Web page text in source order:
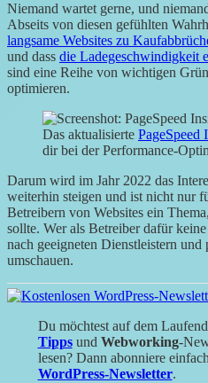
Niemand wartet gerne, und
Abseits von diesen gefühlten
langsame Websites zu
und dass die Ladegeschwindigkeit
sind eine Reihe von wichtigen
optimieren.
Das aktualisierte PageSpeed
dir bei der Performance-
Darum wird im Jahr 2022 das
weiterhin steigen und ist nicht nur
Betreibern von Websites ein
sollte. Wer als Betreiber dafür
nach geeigneten Dienstleistern und
umschauen.
Du möchtest auf dem
Tippsund Webworking-
lesen? Dann abonniere
WordPress-Newsletter.